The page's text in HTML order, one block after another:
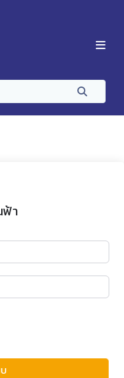
ฟ้า